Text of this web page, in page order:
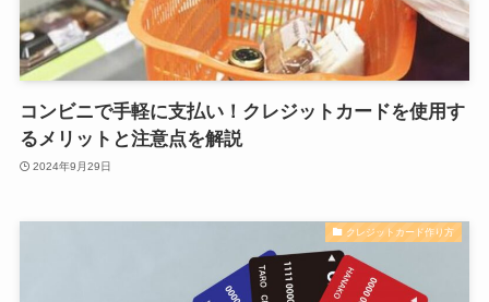
コンビニで手軽に支払い！クレジットカードを使用す
るメリットと注意点を解説
2024年9月29日
クレジットカード作り方